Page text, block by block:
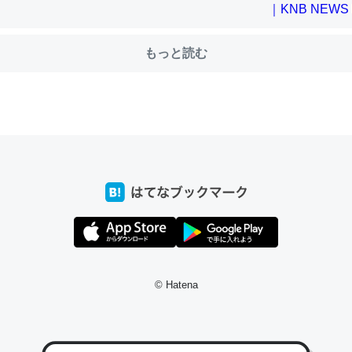
を実家に置いて４年。でたまに覗いてる。ぼちぼちRingも置こうか
同じ理由でEcho Show 8を設定中でした。PrimeとかSpotifyを支払う
もっと読む
© Hatena